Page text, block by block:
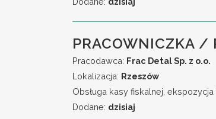
PRACOWNICZKA /
Pracodawca: Frac Detal Sp. z o.o.
Lokalizacja: Rzeszów
Obsługa kasy fiskalnej,
Dodane: dzisiaj